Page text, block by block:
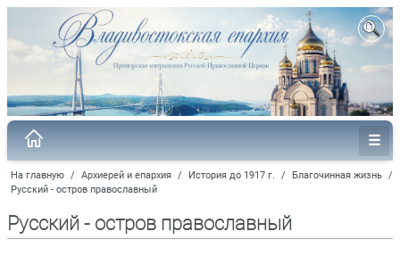
На главную / Архиерей и епархия / История до 1917 г. / Благочинная жизнь /
Русский - остров православный
Русский - остров православный